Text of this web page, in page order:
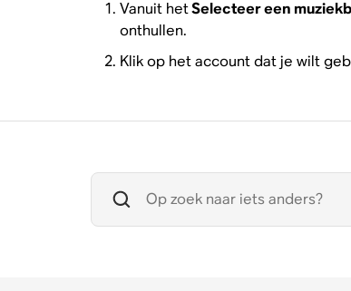
Vanuit hetSelecteer een
onthullen.
Klik op het account dat je wilt